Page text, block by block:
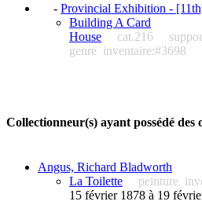
- Provincial Exhibition -
Building A Card
House
cat.216
genre inventaire:#3698
Collectionneur(s) ayant possédé des
Angus, Richard Bladworth
La Toilette
peinture
15 février 1878 à 19